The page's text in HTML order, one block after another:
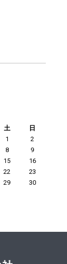
土
日
1
2
8
9
15
16
22
23
29
30